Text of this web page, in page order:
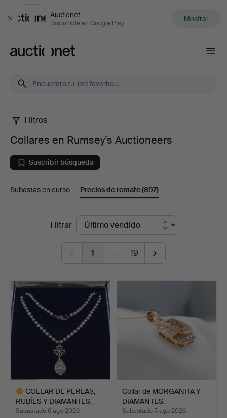
Cerrar
Auctionet
Disponible en Google Play Mostrar
Collares
en
Rumsey’s
Auctioneers
Filtros
Collares en Rumsey’s Auctioneers
Suscribir búsqueda
Subastas en curso Precios de remate(897)
Filtrar
1 … 19
COLLAR DE PERLAS,
RUBÍES Y DIAMANTES.
Subastado 6 ago 2026
Collar de MORGANITA Y
DIAMANTES.
Subastado 5 ago 2026